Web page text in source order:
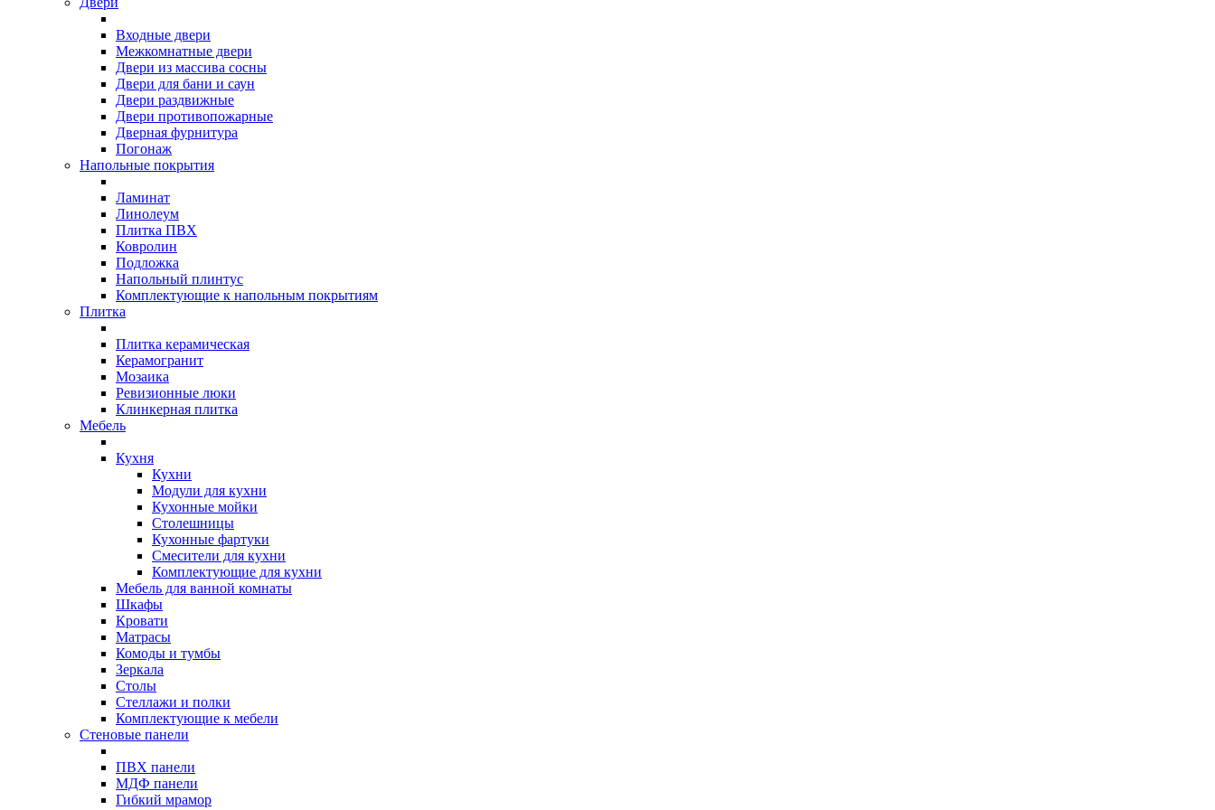
Входные двери
Межкомнатные двери
Двери из массива сосны
Двери для бани и саун
Двери раздвижные
Двери противопожарные
Дверная фурнитура
Погонаж
Напольные покрытия
Ламинат
Линолеум
Плитка ПВХ
Ковролин
Подложка
Напольный плинтус
Комплектующие к напольным покрытиям
Плитка
Плитка керамическая
Керамогранит
Мозаика
Ревизионные люки
Клинкерная плитка
Мебель
Кухня
Кухни
Модули для кухни
Кухонные мойки
Столешницы
Кухонные фартуки
Смесители для кухни
Комплектующие для кухни
Мебель для ванной комнаты
Шкафы
Кровати
Матрасы
Комоды и тумбы
Зеркала
Столы
Стеллажи и полки
Комплектующие к мебели
Стеновые панели
ПВХ панели
МДФ панели
Гибкий мрамор